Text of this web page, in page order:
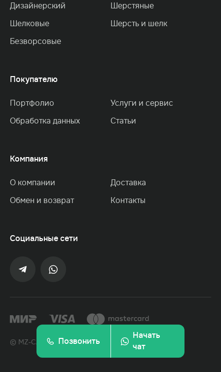
Дизайнерский
Шерстяные
Шелковые
Шерсть и шелк
Безворсовые
Покупателю
Портфолио
Услуги и сервис
Обработка данных
Статьи
Компания
О компании
Доставка
Обмен и возврат
Контакты
Социальные сети
© MZ-CARPETS, 2022. Все права защищены.
Позвонить
Начать
чат